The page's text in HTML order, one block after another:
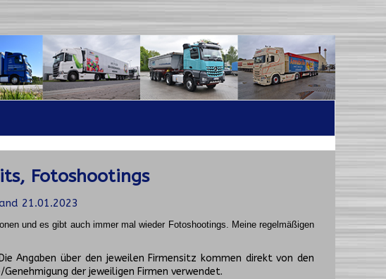
Fotoshootings
21.01.2023
und es gibt auch immer mal wieder Fotoshootings. Meine regelmäßigen
Angaben über den jeweilen Firmensitz kommen direkt von den
der jeweiligen Firmen verwendet.